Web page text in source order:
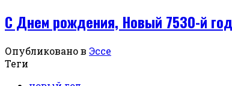
С Днем рождения, Новый 7530-й
Опубликовано в Эссе
Теги